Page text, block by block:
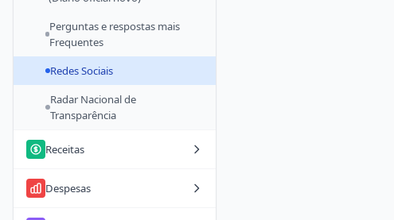
Perguntas e respostas mais
Frequentes
Redes Sociais
Radar Nacional de
Transparência
Receitas
Despesas